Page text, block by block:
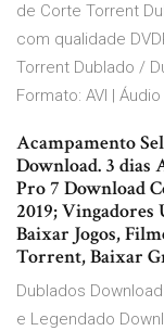
de Corte Torrent
com qualidade
Torrent Dublado /
Formato: AVI |
Acampamento
Download. 3 dias
Pro 7 Download
2019;
Baixar Jogos,
Torrent, Baixar
Dublados
e Legendado